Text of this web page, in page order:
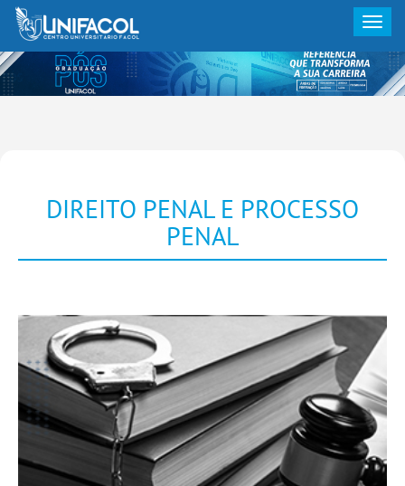
Toggle
DIREITO PENAL E PROCESSO
PENAL